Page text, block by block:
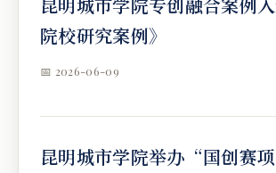
院校研究案例》
📅 2026-06-09
昆明城市学院举办“国创赛